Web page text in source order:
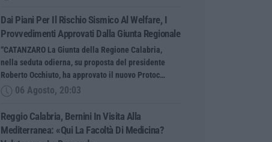
Dai Piani Per Il Rischio Sismico Al Welfare, I
Provvedimenti Approvati Dalla Giunta Regionale
“CATANZARO La Giunta della Regione Calabria,
nella seduta odierna, su proposta del presidente
Roberto Occhiuto, ha approvato il nuovo Protoc…
06 Agosto, 20:03
Reggio Calabria, Bernini In Visita Alla
Mediterranea: «Qui La Facoltà Di Medicina?